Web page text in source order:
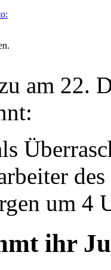
am 22.
um 4
ihr